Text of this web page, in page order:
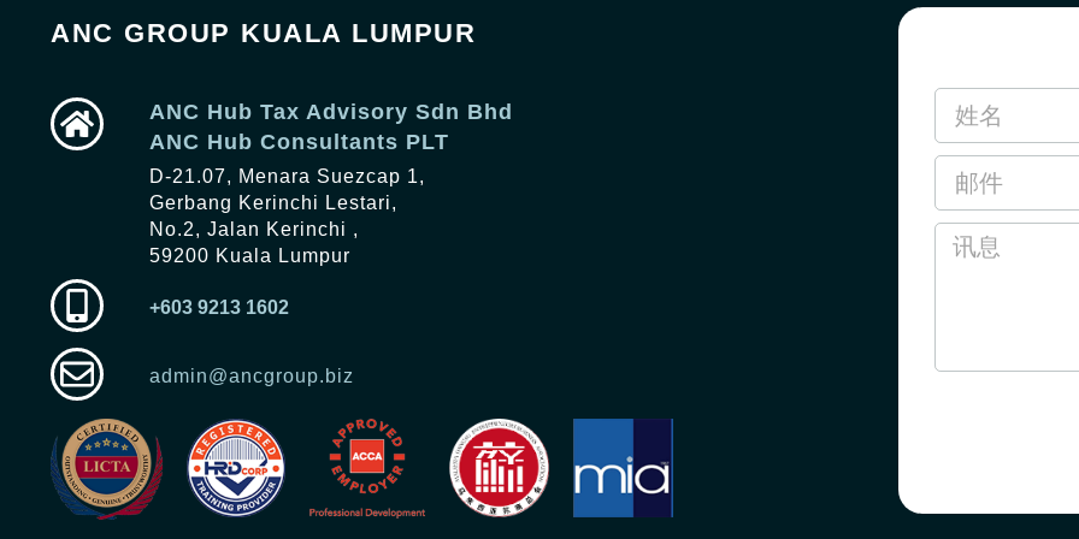
ANC GROUP KUALA LUMPUR
ANC Hub Tax Advisory Sdn Bhd
ANC Hub Consultants PLT
D-21.07, Menara Suezcap 1,
Gerbang Kerinchi Lestari,
No.2, Jalan Kerinchi ,
59200 Kuala Lumpur
+603 9213 1602
admin@ancgroup.biz